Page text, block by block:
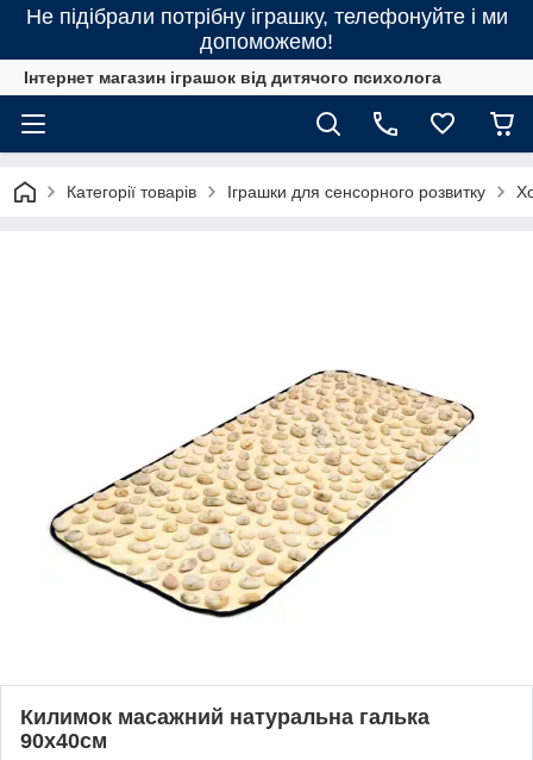
Не підібрали потрібну іграшку, телефонуйте і ми
допоможемо!
Інтернет магазин іграшок від дитячого психолога
Категорії товарів Іграшки для сенсорного розвитку
Килимок масажний натуральна галька
90х40см